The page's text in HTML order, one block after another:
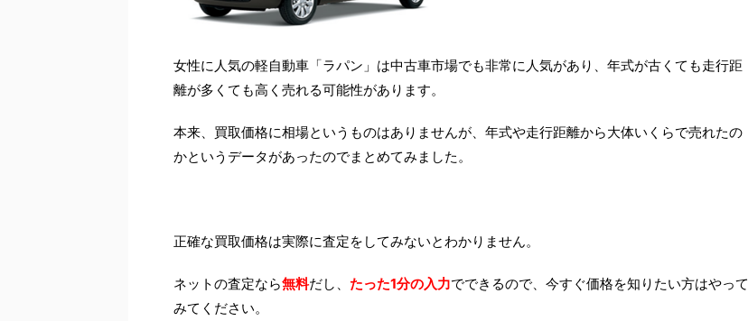
女性に人気の軽自動車「ラパン」は中古車市場でも非常に人気があり、年式が古くても走行距
離が多くても高く売れる可能性があります。
本来、買取価格に相場というものはありませんが、年式や走行距離から大体いくらで売れたの
かというデータがあったのでまとめてみました。
正確な買取価格は実際に査定をしてみないとわかりません。
ネットの査定なら無料だし、 たった1分の入力でできるので、今すぐ価格を知りたい方はやって
みてください。